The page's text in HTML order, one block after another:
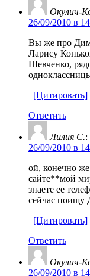
Окулич-
26/09/2010 в
Вы же про
Ларису
Шевченко,
[Цитировать]
Ответить
Лилия С.:
26/09/2010 в
ой, конечно же
сайте**мой
знаете ее
сейчас
[Цитировать]
Ответить
Окулич-
26/09/2010 в